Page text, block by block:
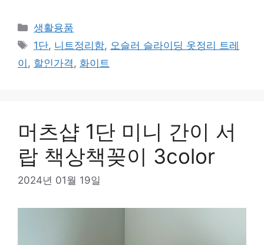
카
테
리
생활용품
태
그
1단, 니트정리함, 오슬러 슬라이딩 옷정리 트레
이 , 할인가격 , 화이트
머츠샵 1단 미니 간이 서
랍 책상책꽂이 3color
2024년 01월 19일